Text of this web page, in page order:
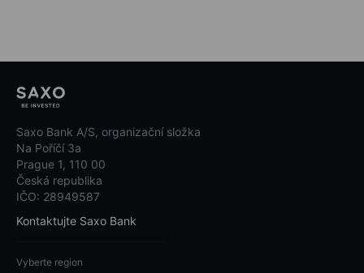
Saxo Bank A/S, organizační složka
Na Poříčí 3a
Prague 1, 110 00
Česká republika
IČO: 28949587
Kontaktujte Saxo Bank
Vyberte region